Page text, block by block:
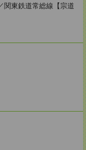
関東鉄道常総線【宗道